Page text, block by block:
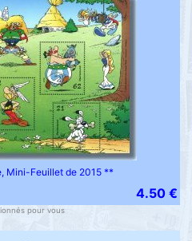
Mini-Feuillet de 2015 **
4.50 €
pour vous